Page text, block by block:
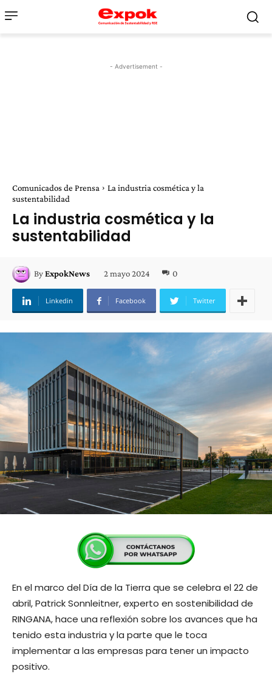
- Advertisement -
Comunicados de Prensa
La industria cosmética y la
sustentabilidad
La industria cosmética y la
sustentabilidad
ByExpokNews 2 mayo 2024 0
Linkedin Facebook Twitter
En el marco del Día de la Tierra que se celebra el 22 de
abril, Patrick Sonnleitner, experto en sostenibilidad de
RINGANA, hace una reflexión sobre los avances que ha
tenido esta industria y la parte que le toca
implementar a las empresas para tener un impacto
positivo.